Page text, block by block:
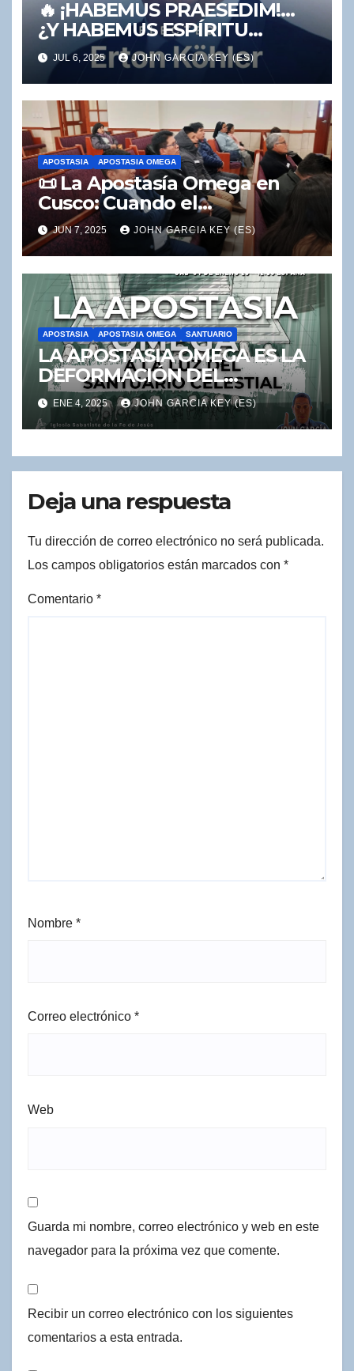
🔥 ¡HABEMUS PRAESEDIM!…
¿Y HABEMUS ESPÍRITU
SANTO? 🔥
JUL 6, 2025 JOHN GARCIA KEY (ES)
APOSTASIA APOSTASIA OMEGA
📜 La Apostasía Omega en
Cusco: Cuando el
Ecumenismo y la Naturaleza
Reemplazan el Mensaje del
Segundo Ángel
JUN 7, 2025 JOHN GARCIA KEY (ES)
APOSTASIA APOSTASIA OMEGA SANTUARIO
LA APOSTASIA OMEGA ES LA
DEFORMACIÓN DEL
SANTUARIO
ENE 4, 2025 JOHN GARCIA KEY (ES)
Deja una respuesta
Tu dirección de correo electrónico no será publicada.
Los campos obligatorios están marcados con *
Comentario *
Nombre *
Correo electrónico *
Web
Guarda mi nombre, correo electrónico y web en este
navegador para la próxima vez que comente.
Recibir un correo electrónico con los siguientes
comentarios a esta entrada.